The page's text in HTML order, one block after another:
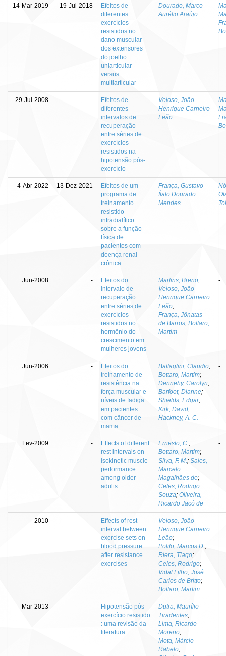
14-Mar-2019 19-Jul-2018
Efeitos de
diferentes
exercícios
resistidos no
dano muscular
dos extensores
do joelho :
uniarticular
versus
multiarticular
Dourado, Marco
Aurélio Araújo
29-Jul-2008 -
Efeitos de
diferentes
intervalos de
recuperação
entre séries de
exercícios
resistidos na
hipotensão pós-
exercício
Veloso, João
Henrique Carneiro
Leão
4-Abr-2022 13-Dez-2021
Efeitos de um
programa de
treinamento
resistido
intradialítico
sobre a função
física de
pacientes com
doença renal
crônica
França, Gustavo
Ítalo Dourado
Mendes
Jun-2008 -
Efeitos do
intervalo de
recuperação
entre séries de
exercícios
resistidos no
hormônio do
crescimento em
mulheres jovens
Martins, Breno;
Veloso, João
Henrique Carneiro
Leão;
França, Jônatas
de Barros; Bottaro,
Martim
-
Jun-2006 -
Efeitos do
treinamento de
resistência na
força muscular e
níveis de fadiga
em pacientes
com câncer de
mama
Battaglini, Claudio;
Bottaro, Martim;
Dennehy, Carolyn;
Barfoot, Dianne;
Shields, Edgar;
Kirk, David;
Hackney, A. C.
-
Fev-2009 -
Effects of different
rest intervals on
isokinetic muscle
performance
among older
adults
Ernesto, C. ;
Bottaro, Martim;
Silva, F. M. ; Sales,
Marcelo
Magalhães de;
Celes, Rodrigo
Souza; Oliveira,
Ricardo Jacó de
-
2010 -
Effects of rest
interval between
exercise sets on
blood pressure
after resistance
exercises
Veloso, João
Henrique Carneiro
Leão;
Polito, Marcos D. ;
Riera, Tiago;
Celes, Rodrigo;
Vidal Filho, José
Carlos de Britto;
Bottaro, Martim
-
Mar-2013 -
Hipotensão pós-
exercício resistido
: uma revisão da
literatura
Dutra, Maurílio
Tiradentes;
Lima, Ricardo
Moreno;
Mota, Márcio
Rabelo;
-